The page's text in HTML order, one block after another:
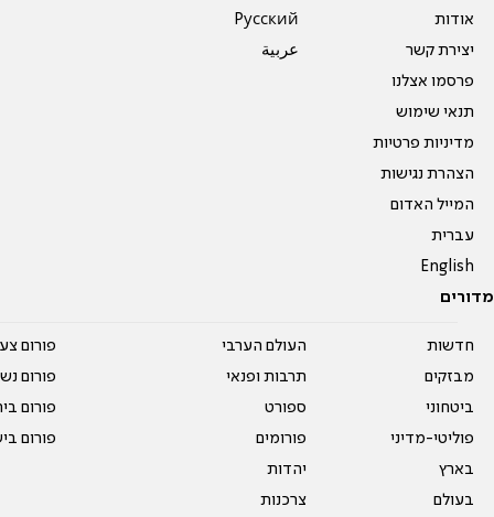
אודות
יצירת קשר
פרסמו אצלנו
תנאי שימוש
מדיניות פרטיות
הצהרת נגישות
המייל האדום
עברית
English
Pусский
عربية
מדורים
חדשות
מבזקים
ביטחוני
פוליטי-מדיני
בארץ
בעולם
העולם הערבי
תרבות ופנאי
ספורט
פורומים
יהדות
צרכנות
פורום
פורום
פורום
פורום